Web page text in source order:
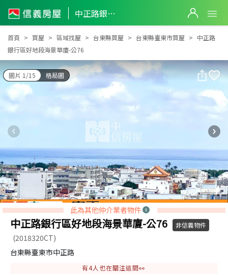
中正路銀行區好地段海景華廈-公76
中正路銀行區好地段海景華廈-公76
首頁 買屋 區域找屋 台東縣買屋 台東縣臺東市買屋
中正路
銀行區好地段海景華廈-公76
圖片 1/15 格局圖
此為其他仲介業者物件
中正路銀行區好地段海景華廈-公76 非信義物件
(2018320CT)
台東縣臺東市中正路
有4人也在關注這間👀